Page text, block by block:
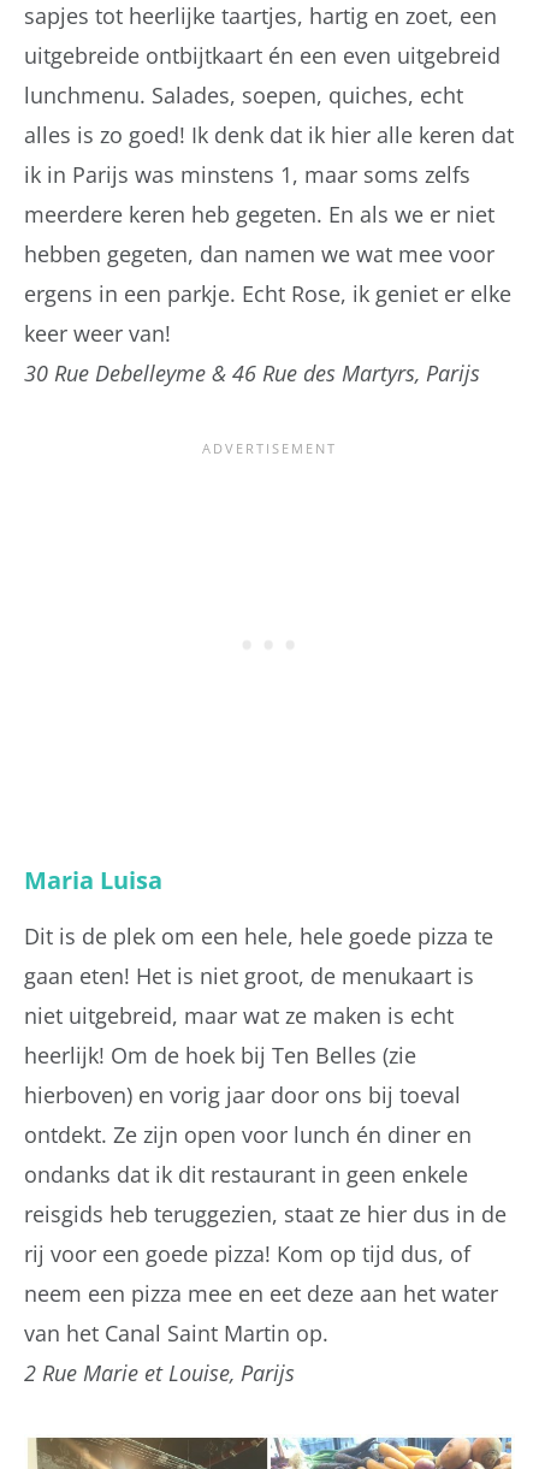
sapjes tot heerlijke taartjes, hartig en zoet, een
uitgebreide ontbijtkaart én een even uitgebreid
lunchmenu. Salades, soepen, quiches, echt
alles is zo goed! Ik denk dat ik hier alle keren dat
ik in Parijs was minstens 1, maar soms zelfs
meerdere keren heb gegeten. En als we er niet
hebben gegeten, dan namen we wat mee voor
ergens in een parkje. Echt Rose, ik geniet er elke
keer weer van!
30 Rue Debelleyme & 46 Rue des Martyrs, Parijs
Maria Luisa
Dit is de plek om een hele, hele goede pizza te
gaan eten! Het is niet groot, de menukaart is
niet uitgebreid, maar wat ze maken is echt
heerlijk! Om de hoek bij Ten Belles (zie
hierboven) en vorig jaar door ons bij toeval
ontdekt. Ze zijn open voor lunch én diner en
ondanks dat ik dit restaurant in geen enkele
reisgids heb teruggezien, staat ze hier dus in de
rij voor een goede pizza! Kom op tijd dus, of
neem een pizza mee en eet deze aan het water
van het Canal Saint Martin op.
2 Rue Marie et Louise, Parijs